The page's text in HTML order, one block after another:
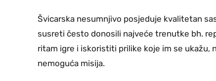
Švicarska nesumnjivo posjeduje kvalitetan
susreti često donosili najveće trenutke bh.
ritam igre i iskoristiti prilike koje im se ukažu,
nemoguća misija.